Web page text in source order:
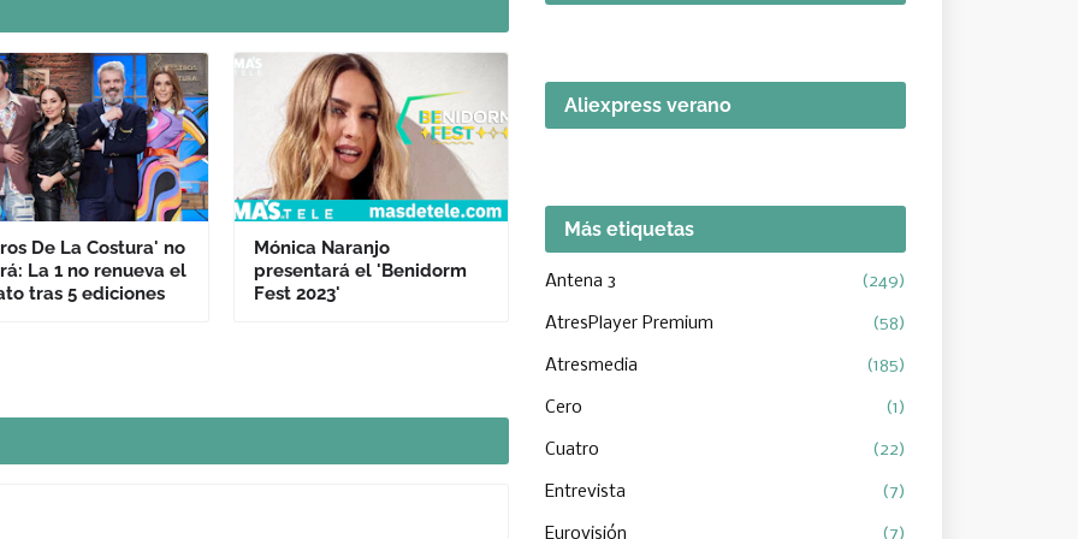
De La Costura' no
La 1 no renueva el
tras 5 ediciones
Mónica Naranjo
presentará el 'Benidorm
Fest 2023'
Aliexpress verano
Más etiquetas
Antena 3 (249)
AtresPlayer Premium (58)
Atresmedia (185)
Cero (1)
Cuatro (22)
Entrevista (7)
Eurovisión (7)